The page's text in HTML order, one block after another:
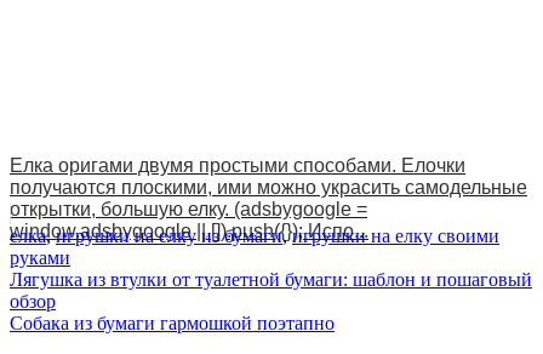
Елка оригами двумя простыми способами. Елочки
получаются плоскими, ими можно украсить самодельные
открытки, большую елку. (adsbygoogle =
window.adsbygoogle || []).push({}); Испо...
елка,игрушки на елку из бумаги,игрушки на елку своими
руками
Навигация
по
Лягушка из втулки от туалетной бумаги: шаблон и пошаговый
обзор
Собака из бумаги гармошкой поэтапно